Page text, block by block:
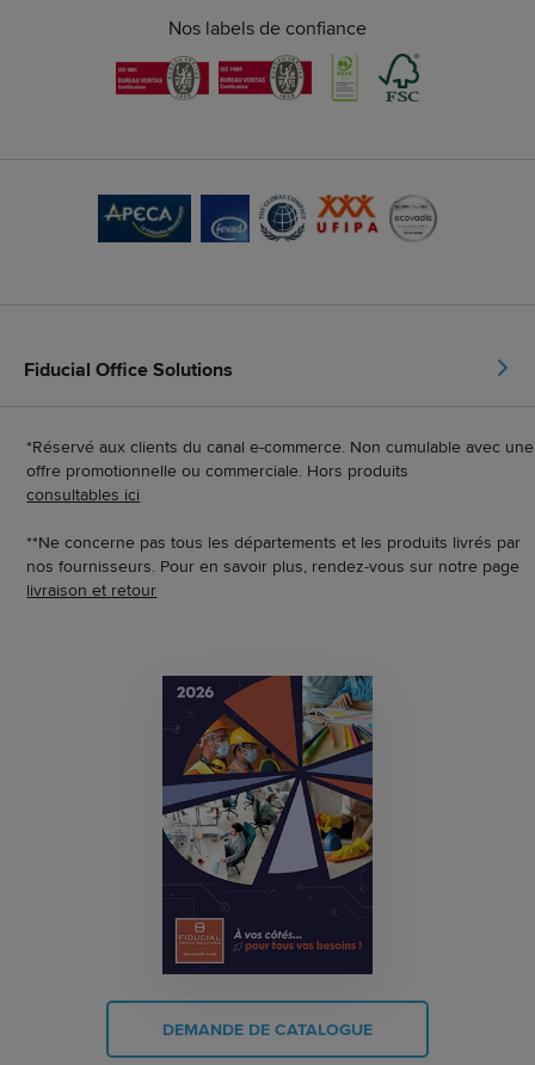
Nos labels de confiance
Fiducial Office Solutions
*Réservé aux clients du canal e-commerce. Non cumulable avec une
offre promotionnelle ou commerciale. Hors produits
consultables ici
**Ne concerne pas tous les départements et les produits livrés par
nos fournisseurs. Pour en savoir plus, rendez-vous sur notre page
livraison et retour
DEMANDE DE CATALOGUE